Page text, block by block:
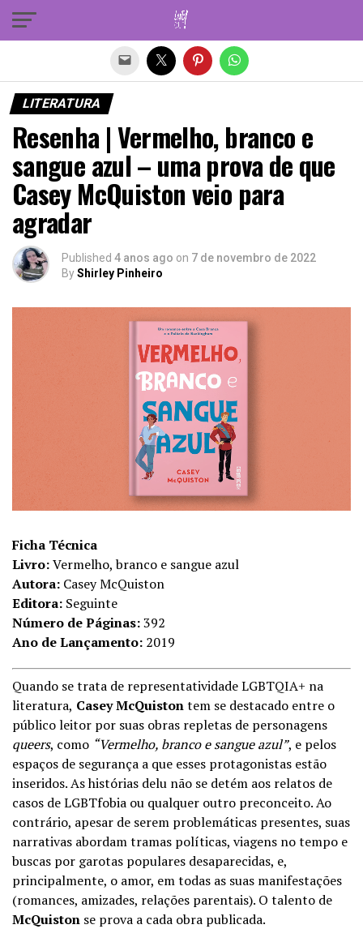
LITERATURA
Resenha | Vermelho, branco e
sangue azul – uma prova de que
Casey McQuiston veio para
agradar
Published 4 anos ago on 7 de novembro de 2022
ByShirley Pinheiro
Ficha Técnica
Livro:Vermelho, branco e sangue azul
Autora: Casey McQuiston
Editora: Seguinte
Número de Páginas:392
Ano de Lançamento: 2019
Quando se trata de representatividade LGBTQIA+ na
literatura, Casey McQuistontem se destacado entre o
público leitor por suas obras repletas de personagens
queers, como “Vermelho, branco e sangue azul”, e pelos
espaços de segurança a que esses protagonistas estão
inseridos. As histórias delu não se detém aos relatos de
casos de LGBTfobia ou qualquer outro preconceito. Ao
contrário, apesar de serem problemáticas presentes, suas
narrativas abordam tramas políticas, viagens no tempo e
buscas por garotas populares desaparecidas, e,
principalmente, o amor, em todas as suas manifestações
(romances, amizades, relações parentais). O talento de
McQuiston se prova a cada obra publicada.
Sair da versão mobile